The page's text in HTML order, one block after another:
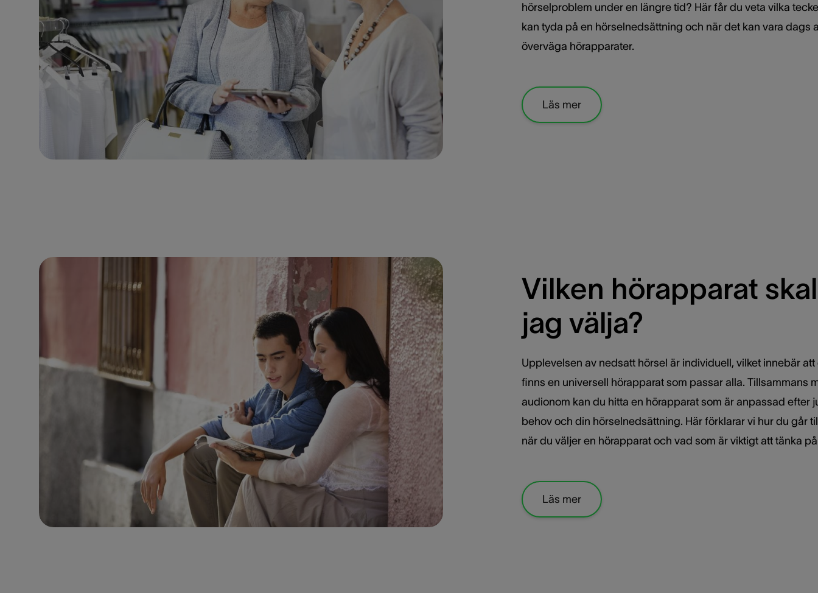
hörselproblem under en längre tid? Här får du veta vilka
kan tyda på en hörselnedsättning och när det kan vara dags
överväga hörapparater.
Läs mer
Vilken hörapparat
jag välja?
Upplevelsen av nedsatt hörsel är individuell, vilket innebär att
finns en universell hörapparat som passar alla. Tillsammans
audionom kan du hitta en hörapparat som är anpassad efter
behov och din hörselnedsättning. Här förklarar vi hur du går
när du väljer en hörapparat och vad som är viktigt att tänka
Läs mer